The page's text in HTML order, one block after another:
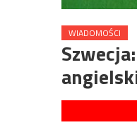
WIADOMOŚCI